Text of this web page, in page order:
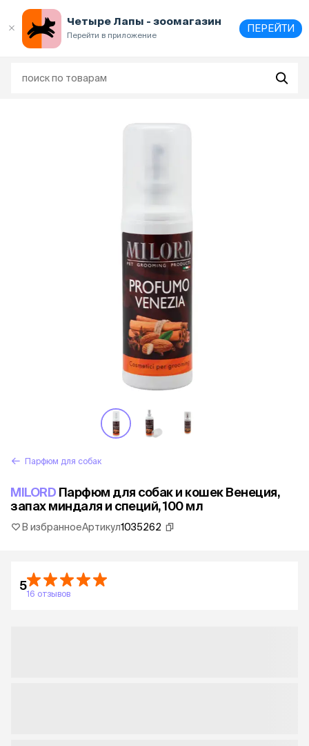
Четыре Лапы - зоомагазин
Перейти в приложение
ПЕРЕЙТИ
Парфюм для собак
MILORD Парфюм для собак и кошек Венеция,
запах миндаля и специй, 100 мл
В избранноеАртикул1035262
5
16 отзывов